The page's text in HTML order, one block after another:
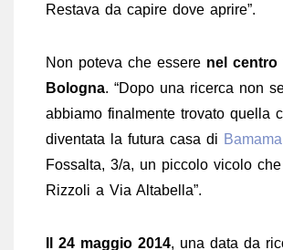
Restava da capire dove aprire”.
Non poteva che essere nel centro
Bologna. “Dopo una ricerca non
abbiamo finalmente trovato quella
diventata la futura casa di Bamama
Fossalta, 3/a, un piccolo vicolo
Rizzoli a Via Altabella”.
Il 24 maggio 2014, una data da